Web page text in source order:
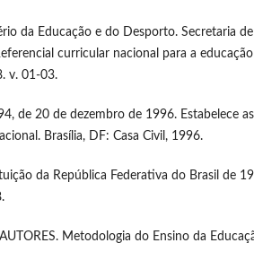
da Educação e do Desporto. Secretaria
curricular nacional para a
v. 01-03.
de 20 de dezembro de 1996. Estabelece
Brasília, DF: Casa Civil, 1996.
da República Federativa do Brasil de
Metodologia do Ensino da